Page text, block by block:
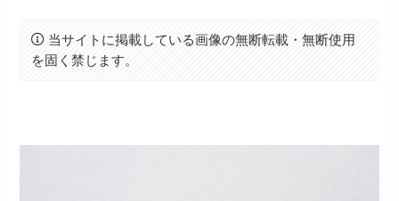
当サイトに掲載している画像の無断転載・無断使用
を固く禁じます。